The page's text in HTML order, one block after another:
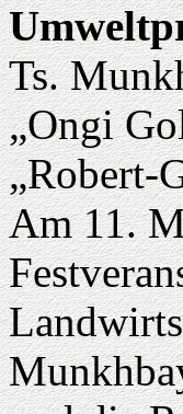
Ts.
„Ongi
„Robert-
Am 11.